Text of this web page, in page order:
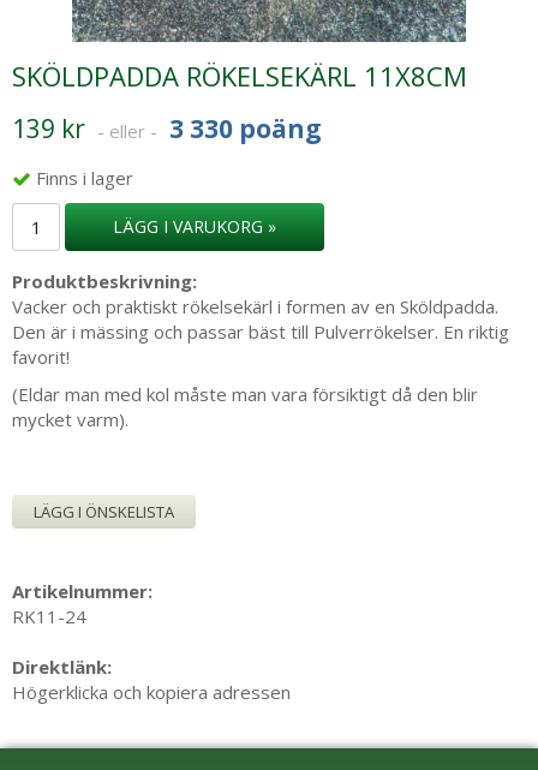
SKÖLDPADDA RÖKELSEKÄRL 11X8CM
139 kr - eller - 3 330 poäng
Finns i lager
LÄGG I VARUKORG »
Produktbeskrivning:
Vacker och praktiskt rökelsekärl i formen av en Sköldpadda.
Den är i mässing och passar bäst till Pulverrökelser. En riktig
favorit!
(Eldar man med kol måste man vara försiktigt då den blir
mycket varm).
LÄGG I ÖNSKELISTA
Artikelnummer:
RK11-24
Direktlänk:
Högerklicka och kopiera adressen